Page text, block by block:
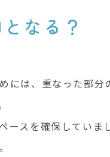
なる？
には、重なった部分
ースを確保していま